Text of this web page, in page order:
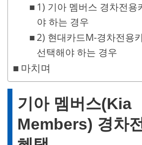
1) 기아 멤버스 경차전용
야 하는 경우
2) 현대카드M-경차전용
선택해야 하는 경우
마치며
기아 멤버스(Kia
Members) 경차